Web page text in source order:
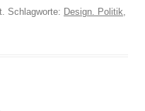
Schlagworte: Design. Politik,